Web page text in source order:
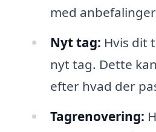
med
Nyt tag: Hvis dit
nyt tag. Dette
efter hvad der
Tagrenovering: